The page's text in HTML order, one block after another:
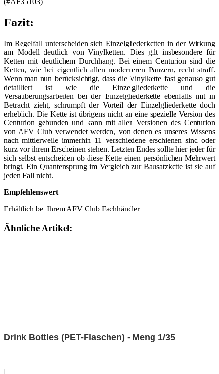
Fazit:
Im Regelfall unterscheiden sich Einzelgliederketten in der Wirkung
am Modell deutlich von Vinylketten. Dies gilt insbesondere für
Ketten mit deutlichem Durchhang. Bei einem Centurion sind die
Ketten, wie bei eigentlich allen moderneren Panzern, recht straff.
Wenn man nun berücksichtigt, dass die Vinylkette fast genauso gut
detailliert ist wie die Einzelgliederkette und die
Versäuberungsarbeiten bei der Einzelgliederkette ebenfalls mit in
Betracht zieht, schrumpft der Vorteil der Einzelgliederkette doch
erheblich. Die Kette ist übrigens nicht an eine spezielle Version des
Centurion gebunden und kann mit allen Versionen des Centurion
von AFV Club verwendet werden, von denen es unseres Wissens
nach mittlerweile immerhin 11 verschiedene erschienen sind oder
kurz vor ihrem Erscheinen stehen. Letzten Endes sollte hier jeder für
sich selbst entscheiden ob diese Kette einen persönlichen Mehrwert
bringt. Ein Quantensprung im Vergleich zur Bausatzkette ist sie auf
jeden Fall nicht.
Empfehlenswert
Erhältlich bei Ihrem AFV Club Fachhändler
Ähnliche Artikel:
Drink Bottles (PET-Flaschen) - Meng 1/35